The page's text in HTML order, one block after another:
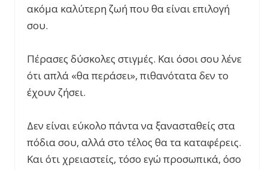
ακόμα καλύτερη ζωή που θα είναι επιλογή
σου.
Πέρασες δύσκολες στιγμές. Και όσοι σου λένε
ότι απλά «θα περάσει», πιθανότατα δεν το
έχουν ζήσει.
Δεν είναι εύκολο πάντα να ξανασταθείς στα
πόδια σου, αλλά στο τέλος θα τα καταφέρεις.
Και ότι χρειαστείς, τόσο εγώ προσωπικά, όσο